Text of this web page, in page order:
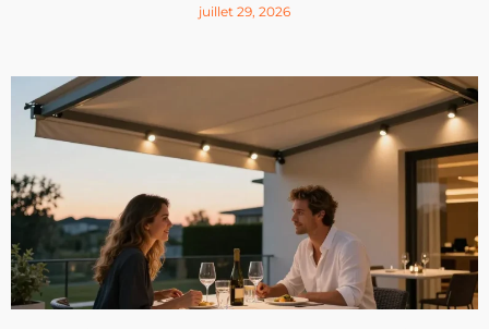
juillet 29, 2026